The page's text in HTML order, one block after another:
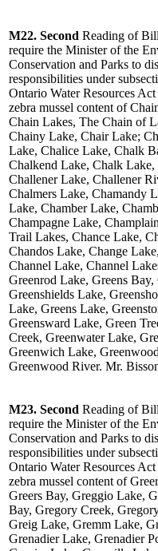
M22. Second Reading of
require the Minister of the
Conservation and Parks to
responsibilities under
Ontario Water Resources
zebra mussel content of
Chain Lakes, The Chain of
Chainy Lake, Chair Lake;
Lake, Chalice Lake, Chalk
Chalkend Lake, Chalk Lake,
Challener Lake, Challener
Chalmers Lake, Chamandy
Lake, Chamber Lake,
Champagne Lake,
Trail Lakes, Chance Lake,
Chandos Lake, Change
Channel Lake, Channel
Greenrod Lake, Greens Bay,
Greenshields Lake,
Lake, Greens Lake,
Greensward Lake, Green
Creek, Greenwater Lake,
Greenwich Lake,
Greenwood River. Mr.
M23. Second Reading of
require the Minister of the
Conservation and Parks to
responsibilities under
Ontario Water Resources
zebra mussel content of
Greers Bay, Greggio Lake,
Bay, Gregory Creek,
Greig Lake, Gremm Lake,
Grenadier Lake, Grenadier